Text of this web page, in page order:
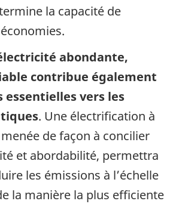
la capacité de
abondante,
contribue également
essentielles vers les
. Une électrification à
de façon à concilier
et abordabilité, permettra
les émissions à l’échelle
la manière la plus efficiente